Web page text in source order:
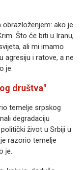
ako je
Što će biti u Iranu,
ali mi imamo
agresiju i ratove, a ne
je.
društva"
temelje srpskog
degradaciju
život u Srbiji u
razorio temelje
je.